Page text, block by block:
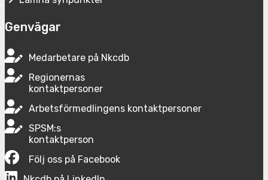
Genvägar
Medarbetare på Nkcdb
Regionernas
kontaktpersoner
Arbetsförmedlingens kontaktpersoner
SPSM:s
kontaktperson
Följ oss på Facebook